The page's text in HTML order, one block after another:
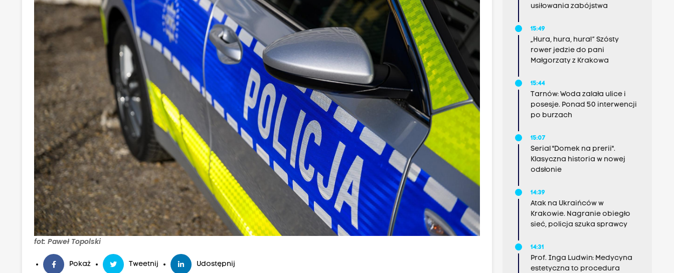
fot: Paweł Topolski
Pokaż Tweetnij Udostępnij
usiłowania zabójstwa
15:49
„Hura, hura, hura!” Szósty
rower jedzie do pani
Małgorzaty z Krakowa
15:44
Tarnów: Woda zalała ulice i
posesje. Ponad 50 interwencji
po burzach
15:07
Serial "Domek na prerii".
Klasyczna historia w nowej
odsłonie
14:39
Atak na Ukraińców w
Krakowie. Nagranie obiegło
sieć, policja szuka sprawcy
14:31
Prof. Inga Ludwin: Medycyna
estetyczna to procedura